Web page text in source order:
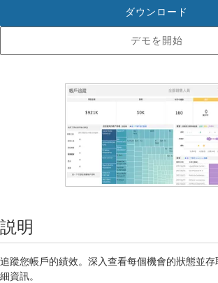
デモを開始
ダウンロード
説明
追蹤您帳戶的績效。深入查看每個機會的狀態並
細資訊。